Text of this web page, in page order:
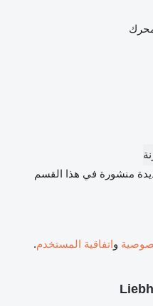
منشورة في هذا القسم
واتفاقية المستخدم.